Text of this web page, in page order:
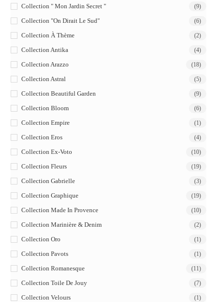
Collection " Mon Jardin Secret " (9)
Collection "On Dirait Le Sud" (6)
Collection À Thème (2)
Collection Antika (4)
Collection Arazzo (18)
Collection Astral (5)
Collection Beautiful Garden (9)
Collection Bloom (6)
Collection Empire (1)
Collection Eros (4)
Collection Ex-Voto (10)
Collection Fleurs (19)
Collection Gabrielle (3)
Collection Graphique (19)
Collection Made In Provence (10)
Collection Marinière & Denim (2)
Collection Oro (1)
Collection Pavots (1)
Collection Romanesque (11)
Collection Toile De Jouy (7)
Collection Velours (1)